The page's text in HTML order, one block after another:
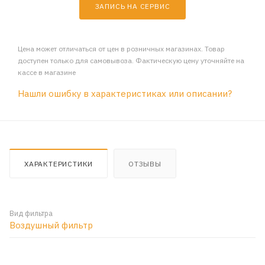
ЗАПИСЬ НА СЕРВИС
Цена может отличаться от цен в розничных магазинах. Товар
доступен только для самовывоза. Фактическую цену уточняйте на
кассе в магазине
Нашли ошибку в характеристиках или описании?
ХАРАКТЕРИСТИКИ ОТЗЫВЫ
Вид фильтра
Воздушный фильтр